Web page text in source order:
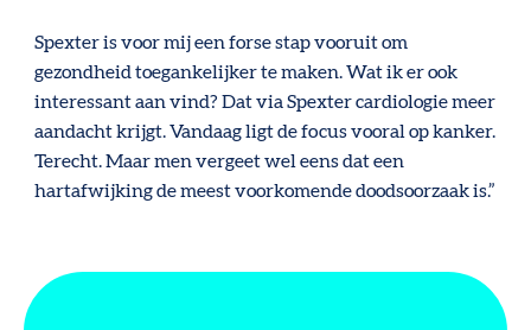
Spexter is voor mij een forse stap vooruit om
gezondheid toegankelijker te maken. Wat ik er ook
interessant aan vind? Dat via Spexter cardiologie meer
aandacht krijgt. Vandaag ligt de focus vooral op kanker.
Terecht. Maar men vergeet wel eens dat een
hartafwijking de meest voorkomende doodsoorzaak is.”